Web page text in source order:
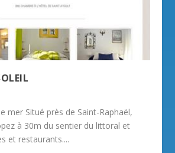
mer Situé près de Saint-Raphaël,
à 30m du sentier du littoral et
et restaurants....